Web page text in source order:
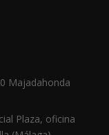
Majadahonda
Plaza, oficina